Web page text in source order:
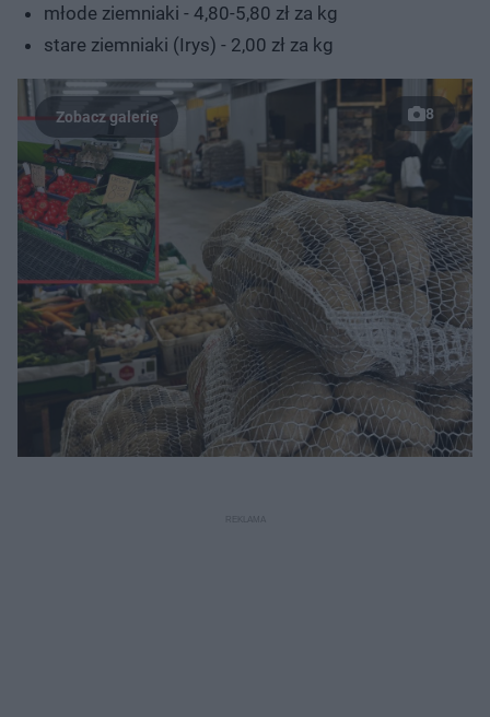
młode ziemniaki - 4,80-5,80 zł za kg
stare ziemniaki (Irys) - 2,00 zł za kg
8